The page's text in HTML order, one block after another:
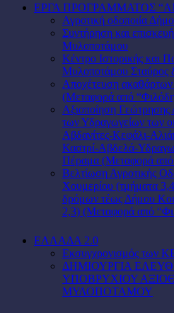
ΕΡΓΑ ΠΡΟΓΡΑΜΜΑΤΟΣ
Αγροτική οδοποιία
Συντήρηση και
Μυλοποτάμου
Κέντρο Ιστορικής και
Μυλοποτάμου Σταύρος
Αποχέτευση ακαθάρτων
(Μεταφορά από
Αξιοποίηση Γεώτρησης
των Υδραγωγείων των
Αβδανίτες-Κεφάλι-
Καστρί-Αβδελά-
Πέραμα (Μεταφορά από
Βελτίωση Αγροτικής
Χουμερίου (τμήματα
δρόμων τέως Δήμου
2,3) (Μεταφορά από
ΕΛΛΑΔΑ 2.0
Εκσυγχρονισμός των
ΔΗΜΙΟΥΡΓΙΑ
ΥΠΟΒΡΥΧΙΟΥ
ΜΥΛΟΠΟΤΑΜΟΥ